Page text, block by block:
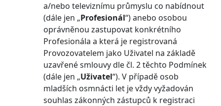
a/nebo televiznímu průmyslu co nabídnout
(dále jen „Profesionál“) anebo osobou
oprávněnou zastupovat konkrétního
Profesionála a která je registrovaná
Provozovatelem jako Uživatel na základě
uzavřené smlouvy dle čl. 2 těchto Podmínek
(dále jen „Uživatel“). V případě osob
mladších osmnácti let je vždy vyžadován
souhlas zákonných zástupců k registraci